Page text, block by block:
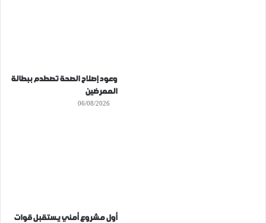
وعود إصلاح الصحة تصطدم ببطالة
الممرضين
06/08/2026
أول مشروع أمني يستقبل قوات